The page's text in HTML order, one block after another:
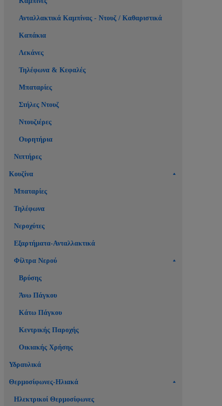
Ανταλλακτικά Καμπίνας - Ντουζ / Καθαριστικά
Καπάκια
Λεκάνες
Τηλέφωνα & Κεφαλές
Μπαταρίες
Στήλες Ντουζ
Ντουζιέρες
Ουρητήρια
Νιπτήρες
Κουζίνα
Μπαταρίες
Τηλέφωνα
Νεροχύτες
Εξαρτήματα-Ανταλλακτικά
Φίλτρα Νερού
Βρύσης
Άνω Πάγκου
Κάτω Πάγκου
Κεντρικής Παροχής
Οικιακής Χρήσης
Υδραυλικά
Θερμοσίφωνες-Ηλιακά
Ηλεκτρικοί Θερμοσίφωνες